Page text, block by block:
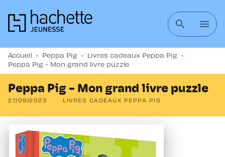
MENU RECHERCHE CONTENU
search menu
Accueil • Peppa Pig • Livres cadeaux Peppa Pig
•
Peppa Pig - Mon grand livre puzzle
Peppa Pig - Mon grand livre puzzle
27/09/2023 LIVRES CADEAUX PEPPA PIG